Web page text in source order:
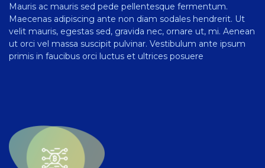
Mauris ac mauris sed pede pellentesque fermentum.
Maecenas adipiscing ante non diam sodales hendrerit. Ut
velit mauris, egestas sed, gravida nec, ornare ut, mi. Aenean
ut orci vel massa suscipit pulvinar. Vestibulum ante ipsum
primis in faucibus orci luctus et ultrices posuere